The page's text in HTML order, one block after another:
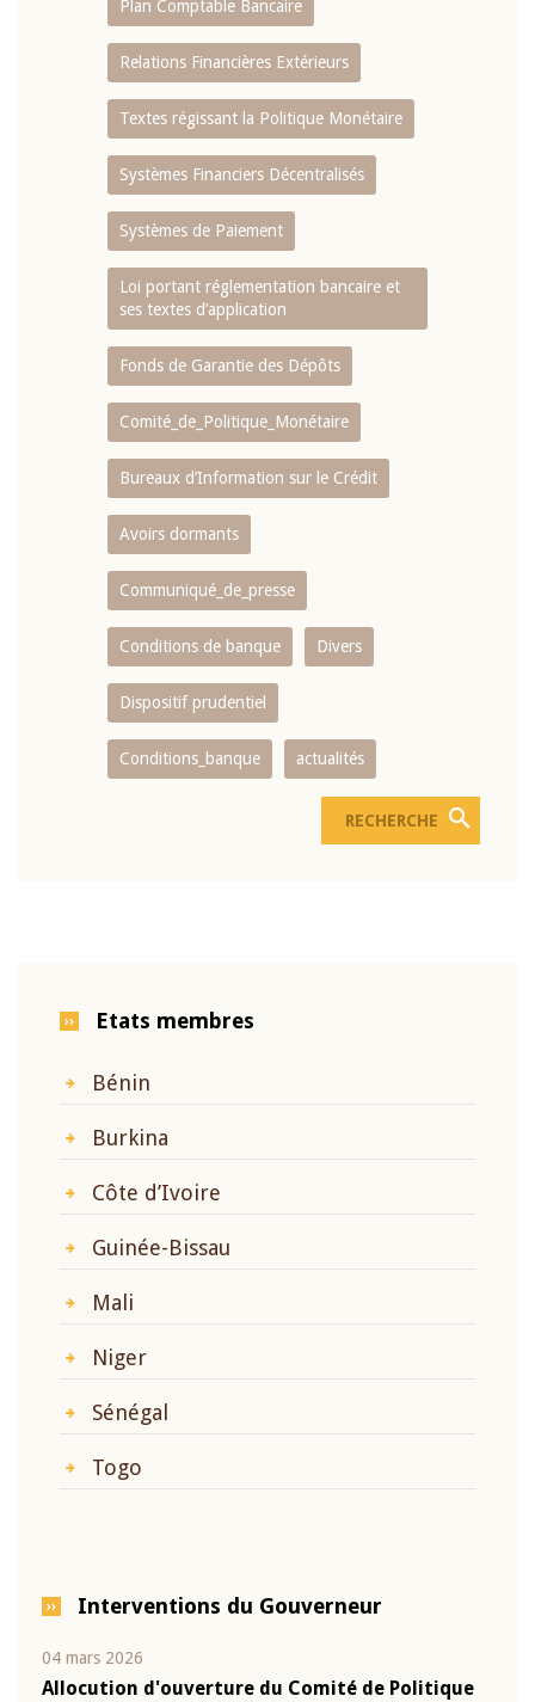
Plan Comptable Bancaire
Relations Financières Extérieurs
Textes régissant la Politique Monétaire
Systèmes Financiers Décentralisés
Systèmes de Paiement
Loi portant réglementation bancaire et
ses textes d’application
Fonds de Garantie des Dépôts
Comité_de_Politique_Monétaire
Bureaux d’Information sur le Crédit
Avoirs dormants
Communiqué_de_presse
Conditions de banque Divers
Dispositif prudentiel
Conditions_banque actualités
Etats membres
Bénin
Burkina
Côte d’Ivoire
Guinée-Bissau
Mali
Niger
Sénégal
Togo
Interventions du Gouverneur
04 mars 2026
Allocution d'ouverture du Comité de Politique